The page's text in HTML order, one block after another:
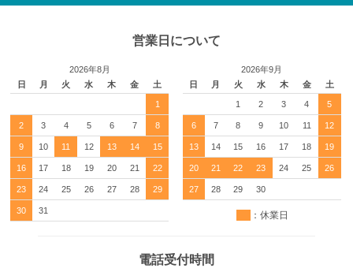
営業日について
2026年8月
日
月 火 水 木 金 土
1
2 3 4 5 6 7 8
9 10 11 12 13 14 15
16 17 18 19 20 21 22
23 24 25 26 27 28 29
30 31
2026年9月
日
月 火 水 木 金 土
1 2 3 4 5
6 7 8 9 10 11 12
13 14 15 16 17 18 19
20 21 22 23 24 25 26
27 28 29 30
：休業日
電話受付時間